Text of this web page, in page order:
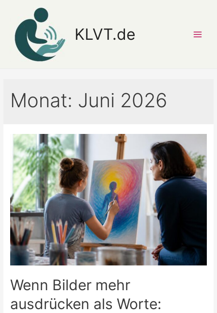
springen
KLVT.de
Monat: Juni 2026
Wenn Bilder mehr
ausdrücken als Worte: